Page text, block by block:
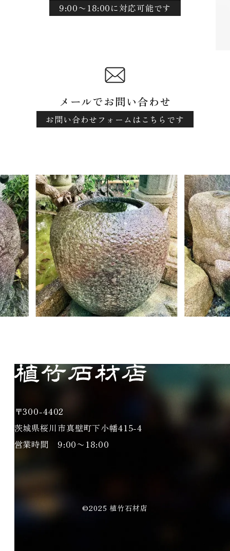
9:00〜18:00に対応可能です
メールでお問い合わせ
お問い合わせフォームはこちらです
〒300-4402
茨城県桜川市真壁町下小幡415-4
営業時間 9:00〜18:00
©2025 植竹石材店